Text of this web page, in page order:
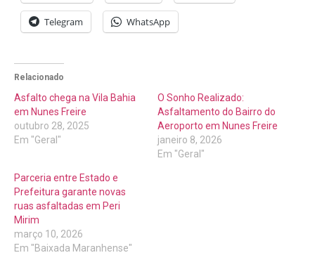
Telegram WhatsApp
Relacionado
Asfalto chega na Vila Bahia
em Nunes Freire
outubro 28, 2025
Em "Geral"
O Sonho Realizado:
Asfaltamento do Bairro do
Aeroporto em Nunes Freire
janeiro 8, 2026
Em "Geral"
Parceria entre Estado e
Prefeitura garante novas
ruas asfaltadas em Peri
Mirim
março 10, 2026
Em "Baixada Maranhense"